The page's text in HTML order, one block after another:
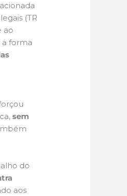
(TR
ao
a forma
sem
do
aos